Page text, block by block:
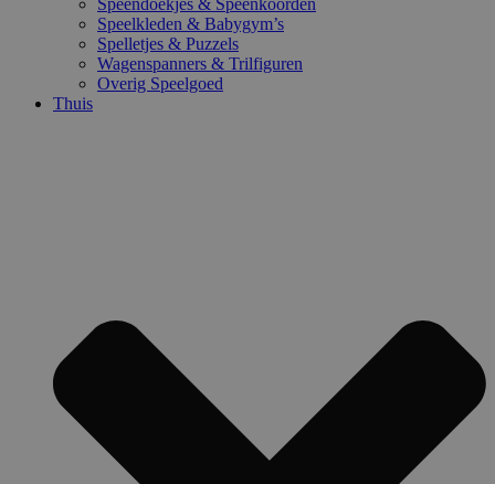
Speelkleden & Babygym’s
Spelletjes & Puzzels
Wagenspanners & Trilfiguren
Overig Speelgoed
Thuis